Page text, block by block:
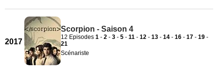
2017
Scorpion - Saison 4
12 Episodes 1 - 2 - 3 - 5 - 11 - 12 - 13 - 14 - 16 - 17 - 19 -
21
Scénariste